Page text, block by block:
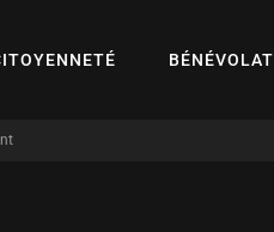
BÉNÉVOLAT